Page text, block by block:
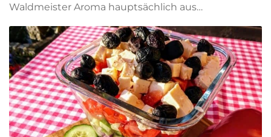
Waldmeister Aroma hauptsächlich aus…